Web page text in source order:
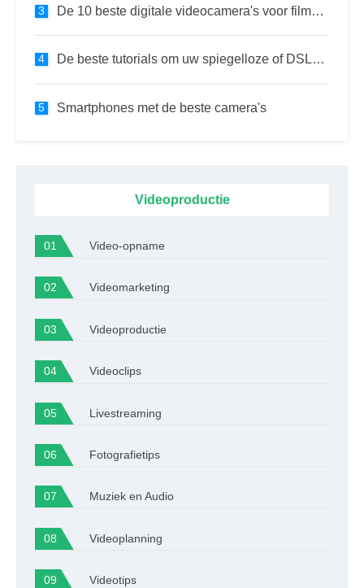
De 10 beste digitale videocamera's voor filmmaken in 2021
De beste tutorials om uw spiegelloze of DSLR-camera te leren
Smartphones met de beste camera's
Videoproductie
Video-opname
Videomarketing
Videoproductie
Videoclips
Livestreaming
Fotografietips
Muziek en Audio
Videoplanning
Videotips